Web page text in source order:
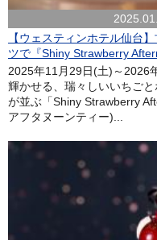
【ウェスティンホテル仙台
ツで『Shiny Strawberry
2025年11月29日(土)～2026
輝かせる、瑞々しいいちご
が並ぶ「Shiny Strawberry
アフタヌーンティー)...